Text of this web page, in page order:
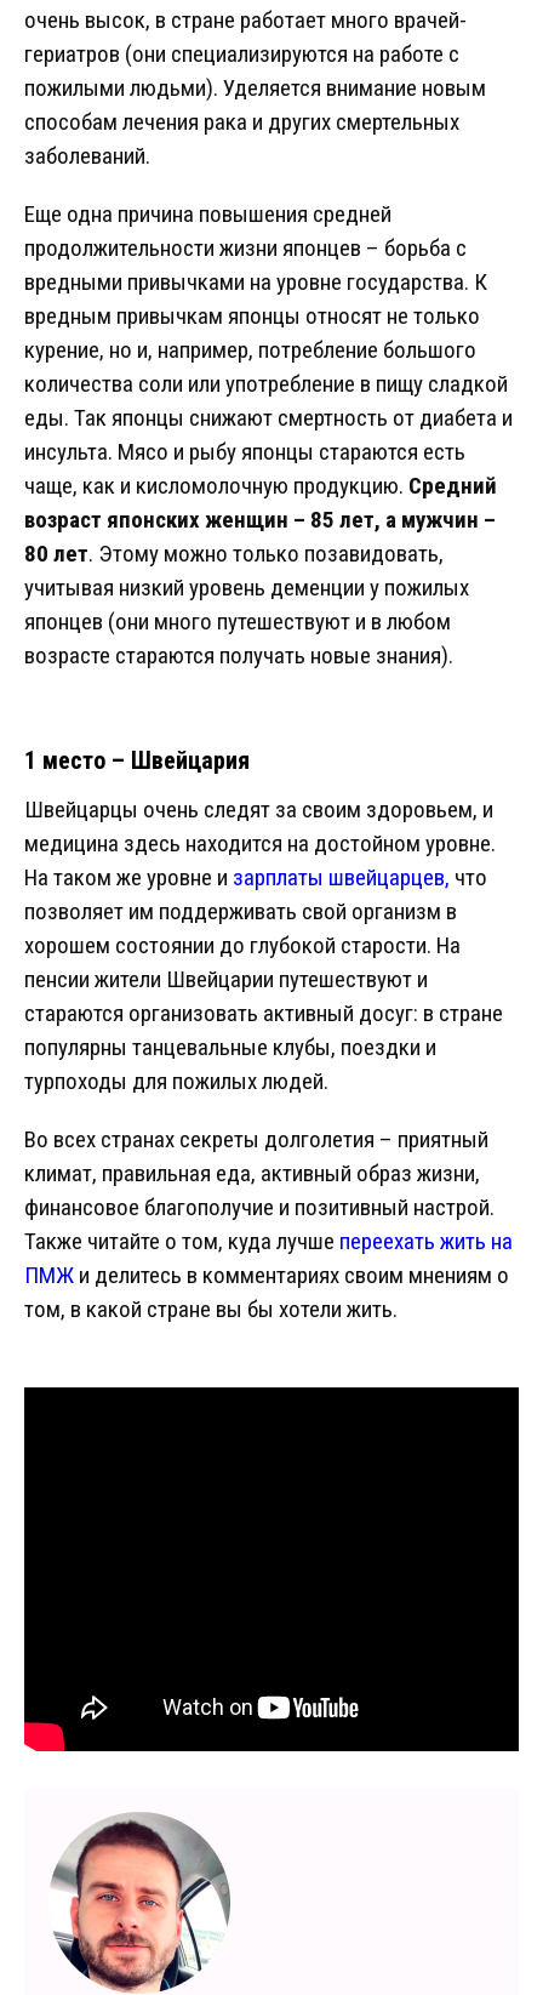
очень высок, в стране работает много врачей-
гериатров (они специализируются на работе с
пожилыми людьми). Уделяется внимание новым
способам лечения рака и других смертельных
заболеваний.
Еще одна причина повышения средней
продолжительности жизни японцев – борьба с
вредными привычками на уровне государства. К
вредным привычкам японцы относят не только
курение, но и, например, потребление большого
количества соли или употребление в пищу сладкой
еды. Так японцы снижают смертность от диабета и
инсульта. Мясо и рыбу японцы стараются есть
чаще, как и кисломолочную продукцию. Средний
возраст японских женщин – 85 лет, а мужчин –
80 лет. Этому можно только позавидовать,
учитывая низкий уровень деменции у пожилых
японцев (они много путешествуют и в любом
возрасте стараются получать новые знания).
1 место – Швейцария
Швейцарцы очень следят за своим здоровьем, и
медицина здесь находится на достойном уровне.
На таком же уровне и зарплаты швейцарцев, что
позволяет им поддерживать свой организм в
хорошем состоянии до глубокой старости. На
пенсии жители Швейцарии путешествуют и
стараются организовать активный досуг: в стране
популярны танцевальные клубы, поездки и
турпоходы для пожилых людей.
Во всех странах секреты долголетия – приятный
климат, правильная еда, активный образ жизни,
финансовое благополучие и позитивный настрой.
Также читайте о том, куда лучше переехать жить на
ПМЖ и делитесь в комментариях своим мнениям о
том, в какой стране вы бы хотели жить.